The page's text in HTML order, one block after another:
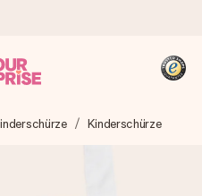
vor und schicken es
zum richtigen Zeitpunkt
Kinderschürze